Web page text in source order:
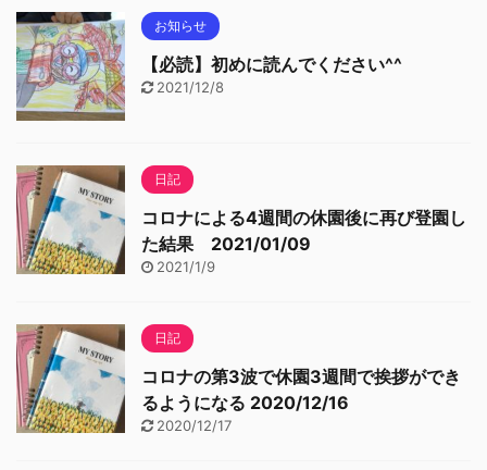
お知らせ
【必読】初めに読んでください^^
2021/12/8
日記
コロナによる4週間の休園後に再び登園し
た結果 2021/01/09
2021/1/9
日記
コロナの第3波で休園3週間で挨拶ができ
るようになる 2020/12/16
2020/12/17